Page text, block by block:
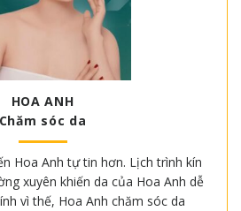
HOA ANH
Chăm sóc da
Hoa Anh tự tin hơn. Lịch trình kín
xuyên khiến da của Hoa Anh dễ
vì thế, Hoa Anh chăm sóc da